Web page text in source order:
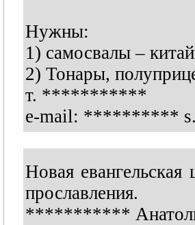
Нужны:
1) самосвалы –
2) Тонары,
т. ***********
e-mail: **********
Новая
прославления.
***********